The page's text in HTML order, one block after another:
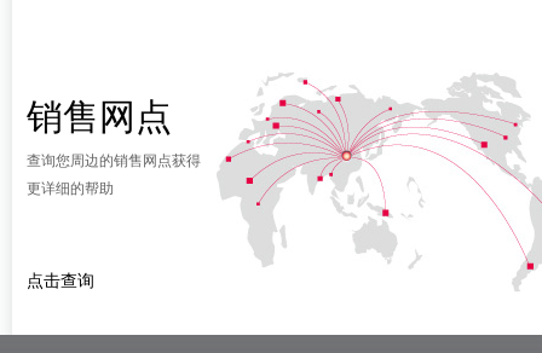
销售网点
查询您周边的销售网点获得
更详细的帮助
点击查询